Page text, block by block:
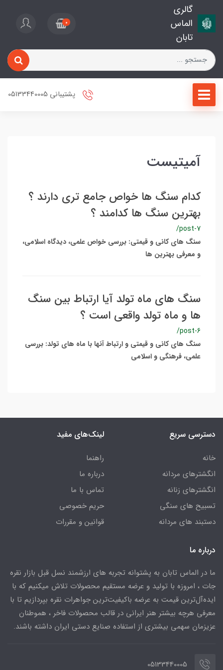
گالری
الماس
تابان
0
پشتیبانی 05133440005
آمیتیست
کدام سنگ ها خواص جامع تری دارند ؟
بهترین سنگ ها کدامند ؟
/post-7
سنگ های کانی و قیمتی: بررسی خواص علمی، دیدگاه اسلامی،
و معرفی بهترین ها
سنگ های ماه تولد آیا ارتباط بین سنگ
ها و ماه تولد واقعی است ؟
/post-6
سنگ های کانی و قیمتی و ارتباط آنها با ماه های تولد: بررسی
علمی، فرهنگی و اسلامی
دسترسی سریع
خانه
انگشترهای مردانه
انگشترهای زنانه
تسبیح های سنگی
دستبند های مردانه
لینک‌های مفید
راهنما
درباره ما
تماس با ما
حریم خصوصی
قوانین و مقررات
درباره ما
ما در الماس تابان به پشتوانه تجربه های ارزشمند نسل قبل بازار نقره
جات ، امروزه با تولید و عرضه مستقیم محصولات تلاش میکنیم که با
ایده‌آل‌ترین قیمت به عرضه باکیفیت‌ترین جواهرات نقره بپردازیم تا با
معرفی هرچه بیشتر هنر ایرانی در قالب محصولات فاخر ، هموطنان
عزیزمان سهمی بیشتری از استفاده صنایع دستی ایران داشته باشند.
05133440005